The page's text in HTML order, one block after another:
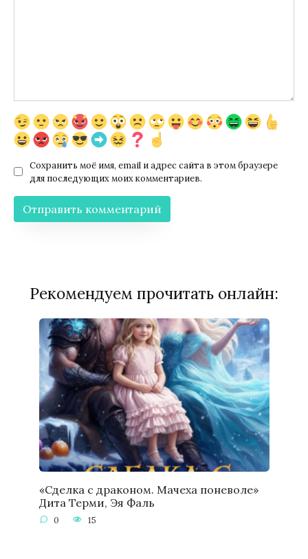
Сохранить моё имя, email и адрес сайта в этом браузере
для последующих моих комментариев.
Рекомендуем прочитать онлайн:
«Сделка с драконом. Мачеха поневоле»
Дита Терми, Эя Фаль
0 15